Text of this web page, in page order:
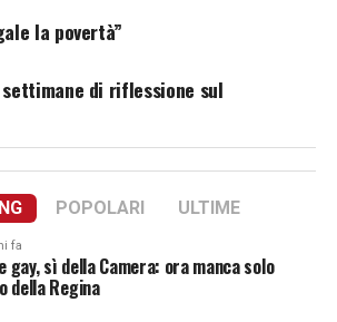
la povertà”
settimane di riflessione sul
POPOLARI ULTIME
fa
gay, sì della Camera: ora manca solo
della Regina